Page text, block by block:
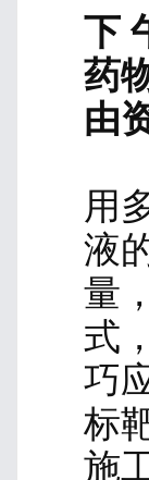
国
繁
物
多
阶
加
它
栖
并
治
的